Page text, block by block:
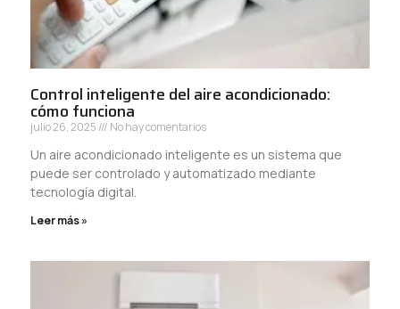
Control inteligente del aire acondicionado:
cómo funciona
julio 26, 2025 No hay comentarios
Un aire acondicionado inteligente es un sistema que
puede ser controlado y automatizado mediante
tecnología digital.
Leer más »